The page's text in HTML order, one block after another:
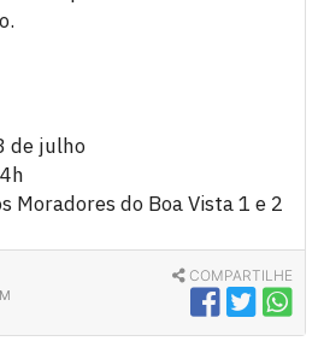
de julho
Moradores do Boa Vista 1 e 2
COMPARTILHE